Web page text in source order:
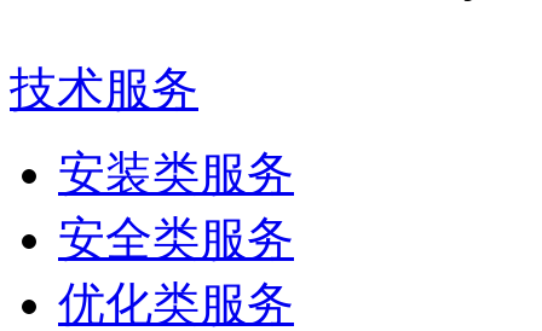
技术服务
安装类服务
安全类服务
优化类服务